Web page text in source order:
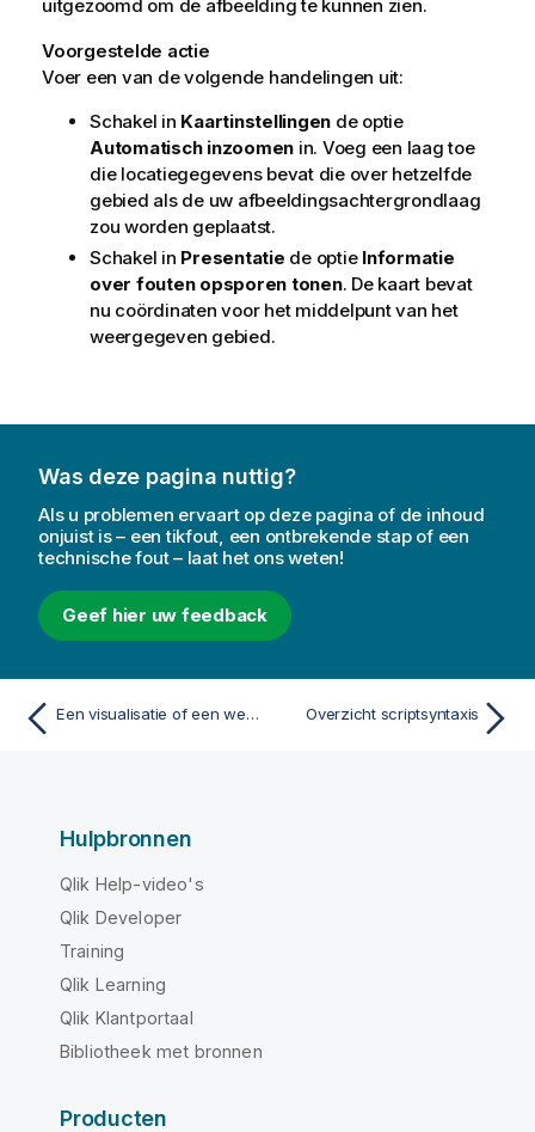
uitgezoomd om de afbeelding te kunnen zien.
Voorgestelde actie
Voer een van de volgende handelingen uit:
Schakel in Kaartinstellingen de optie
Automatisch inzoomen in. Voeg een laag toe
die locatiegegevens bevat die over hetzelfde
gebied als de uw afbeeldingsachtergrondlaag
zou worden geplaatst.
Schakel in Presentatie de optie Informatie
over fouten opsporen tonen. De kaart bevat
nu coördinaten voor het middelpunt van het
weergegeven gebied.
Was deze pagina nuttig?
Als u problemen ervaart op deze pagina of de inhoud
onjuist is – een tikfout, een ontbrekende stap of een
technische fout – laat het ons weten!
Geef hier uw feedback
Een visualisatie of een werkblad in een webpagina insluiten Overzicht scriptsyntaxis
Hulpbronnen
Qlik Help-video's
Qlik Developer
Training
Qlik Learning
Qlik Klantportaal
Bibliotheek met bronnen
Producten